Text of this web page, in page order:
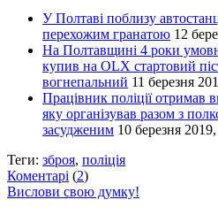
У Полтаві поблизу
перехожим гранатою 12
На Полтавщині 4 роки
купив на OLX стартовий
вогнепальний 11 березня
Працівник поліції отримав
яку організував разом з
засудженим 10 березня
Теги: зброя, поліція
Коментарі (2)
Вислови свою думку!